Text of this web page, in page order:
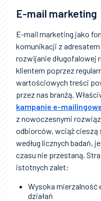
E-mail marketing
E-mail marketing jako
komunikacji z
rozwijanie długofalowej
klientem poprzez
wartościowych treści
przez nas branżą.
kampanie e-
z nowoczesnymi
odbiorców, wciąż
według licznych badań,
czasu nie przestaną.
istotnych zalet:
Wysoka mierzalność
działań